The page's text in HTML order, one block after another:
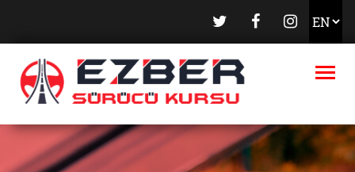
EHLIYETLER
DERSLER
ONLINE KAYIT